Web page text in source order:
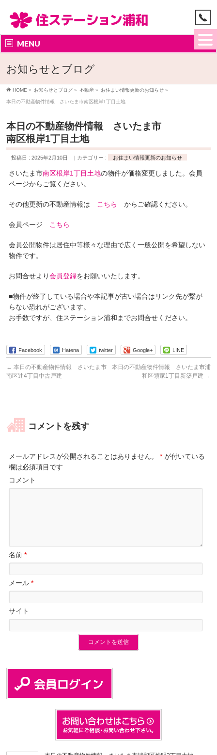
MENU
お知らせとブログ
HOME » お知らせとブログ » 不動産 » お住まい情報更新のお知らせ »
本日の不動産物件情報 さいたま市南区根岸1丁目土地
本日の不動産物件情報 さいたま市
南区根岸1丁目土地
投稿日 : 2025年2月10日 カテゴリー : お住まい情報更新のお知らせ
さいたま市南区根岸1丁目土地の物件が価格変更しました。会員
ページからご覧ください。
その他更新の不動産情報は こちら からご確認ください。
会員ページ こちら
会員公開物件は居住中等様々な理由で広く一般公開を希望しない
物件です。
お問合せより会員登録をお願いいたします。
■物件が終了している場合や本記事が古い場合はリンク先が繋が
らない恐れがございます。
お手数ですが、住ステーション浦和までお問合せください。
Facebook Hatena twitter Google+ LINE
← 本日の不動産物件情報 さいたま市
南区辻4丁目中古戸建
本日の不動産物件情報 さいたま市浦
和区領家1丁目新築戸建 →
コメントを残す
メールアドレスが公開されることはありません。 * が付いている
欄は必須項目です
コメント
名前*
メール*
サイト